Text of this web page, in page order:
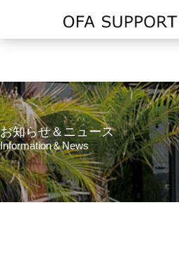
お知らせ＆ニュース
Information＆News